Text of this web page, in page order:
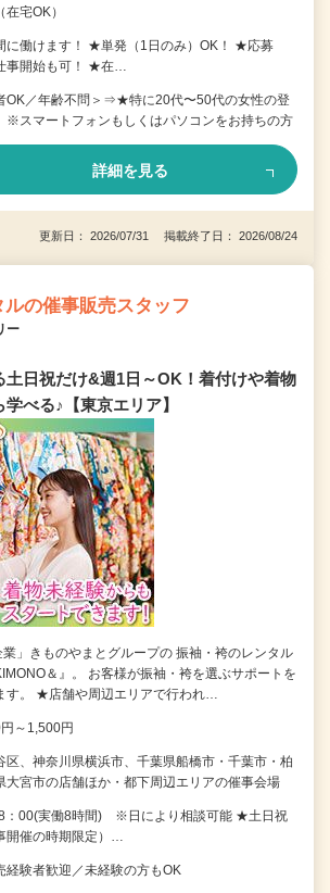
宅OK）
に働けます！ ★単発（1日のみ）OK！ ★応募
事開始も可！ ★在…
OK／年齢不問＞⇒★特に20代〜50代の女性の登
マートフォンもしくはパソコンをお持ちの方
詳細を見る
更新日： 2026/07/31 掲載終了日： 2026/08/24
の催事販売スタッフ
ー
土日祝だけ&週1日～OK！着付けや着物
べる♪【東京エリア】
業」きものやまとグループの 振袖・袴のレンタル
＆』。 お客様が振袖・袴を選ぶサポートを
す。 ★店舗や周辺エリアで行われ…
～1,500円
区、神奈川県横浜市、千葉県船橋市・千葉市・柏
大宮市の店舗ほか・都下周辺エリアの催事会場
：00(実働8時間) ※日により相談可能 ★土日祝
開催の時期限定）…
経験者歓迎／未経験の方もOK